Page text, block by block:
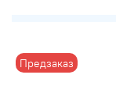
Предзаказ